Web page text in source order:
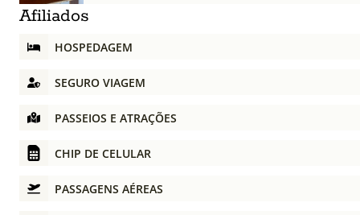
Afiliados
HOSPEDAGEM
SEGURO VIAGEM
PASSEIOS E ATRAÇÕES
CHIP DE CELULAR
PASSAGENS AÉREAS